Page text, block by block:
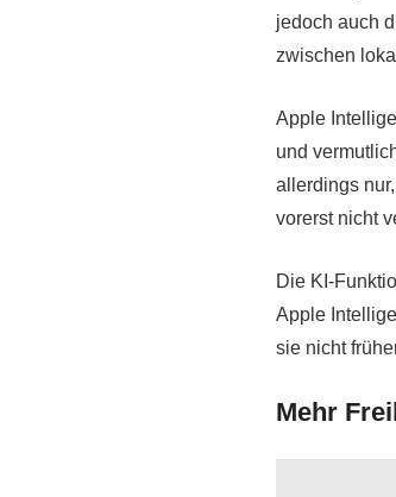
jedoch auch
zwischen
Apple
und
allerdings
vorerst nicht
Die KI-
Apple
sie nicht
Mehr